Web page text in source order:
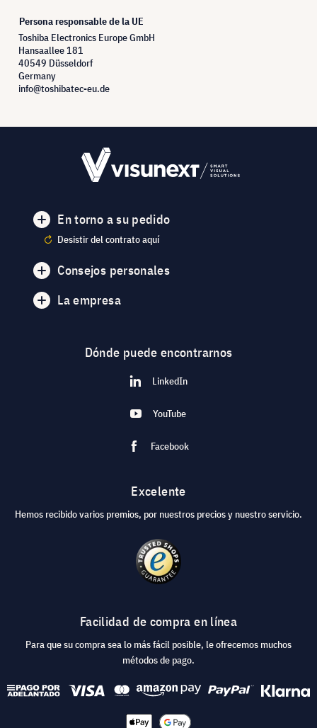
Persona responsable de la UE
Toshiba Electronics Europe GmbH
Hansaallee 181
40549 Düsseldorf
Germany
info@toshibatec-eu.de
En torno a su pedido
Desistir del contrato aquí
Consejos personales
La empresa
Dónde puede encontrarnos
LinkedIn
YouTube
Facebook
Excelente
Hemos recibido varios premios, por nuestros precios y nuestro servicio.
Facilidad de compra en línea
Para que su compra sea lo más fácil posible, le ofrecemos muchos
métodos de pago.